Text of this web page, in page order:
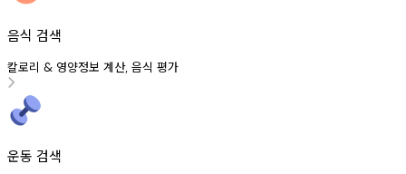
음식 검색
칼로리 & 영양정보 계산, 음식 평가
운동 검색